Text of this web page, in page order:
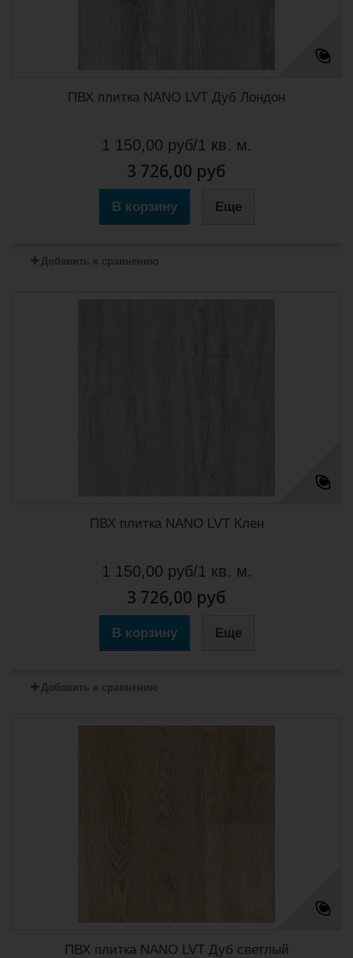
ПВХ плитка NANO LVT Дуб Лондон
1 150,00 руб/1 кв. м.
3 726,00 руб
В корзину Еще
Добавить к сравнению
ПВХ плитка NANO LVT Клен
1 150,00 руб/1 кв. м.
3 726,00 руб
В корзину Еще
Добавить к сравнению
ПВХ плитка NANO LVT Дуб светлый